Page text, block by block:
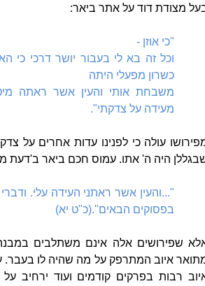
מצודת דוד על אתר ביאר:
"כי אוזן -
וכל זה בא לי בעבור יושר דרכי כי
כשרון מפעלי היתה
משבחת אותי והעין אשר ראתה
מעידה על צדקתי".
עולה כי לפנינו עדות אחרים על
היה ה' אתו. עמוס חכם ביאר ב'דעת
"...והעין אשר ראתני העידה עלי.
בפסוקים הבאים".(כ"ט יא)
שפירושים אלה אינם משתלבים
איוב המתרפק על מה שהיה לו בעבר.
רבות בפרקים קודמים ועוד ירחיב